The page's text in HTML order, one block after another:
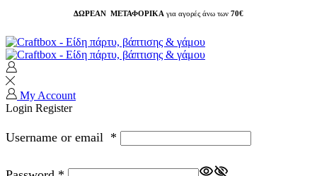
ΔΩΡΕΑΝ ΜΕΤΑΦΟΡΙΚΑ για αγορές άνω των 70€
My Account
Login Register
Username or email *